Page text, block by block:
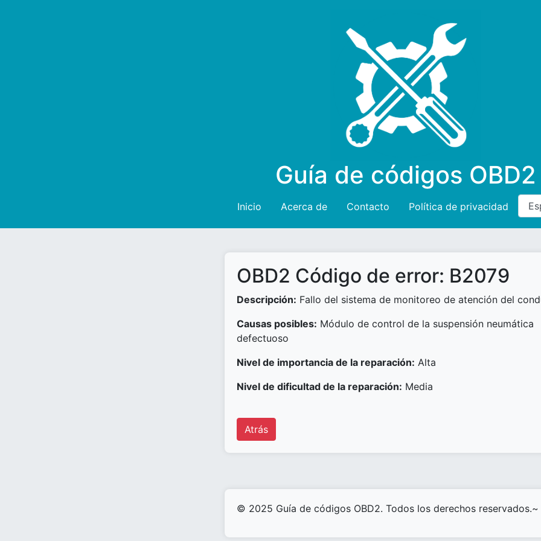
Guía de códigos OBD2
Inicio Acerca de Contacto Política de privacidad
OBD2 Código de error: B2079
Descripción: Fallo del sistema de monitoreo de atención del
Causas posibles: Módulo de control de la suspensión neumática
defectuoso
Nivel de importancia de la reparación: Alta
Nivel de dificultad de la reparación: Media
Atrás
© 2025 Guía de códigos OBD2. Todos los derechos reservados.~